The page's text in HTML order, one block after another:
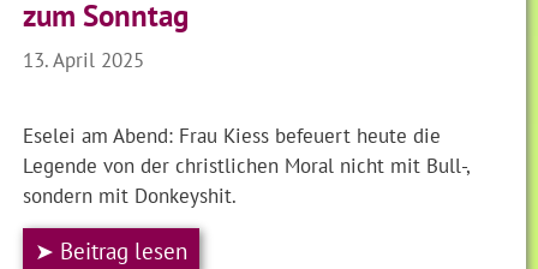
zum Sonntag
13. April 2025
Eselei am Abend: Frau Kiess befeuert heute die
Legende von der christlichen Moral nicht mit Bull-,
sondern mit Donkeyshit.
➤ Beitrag lesen